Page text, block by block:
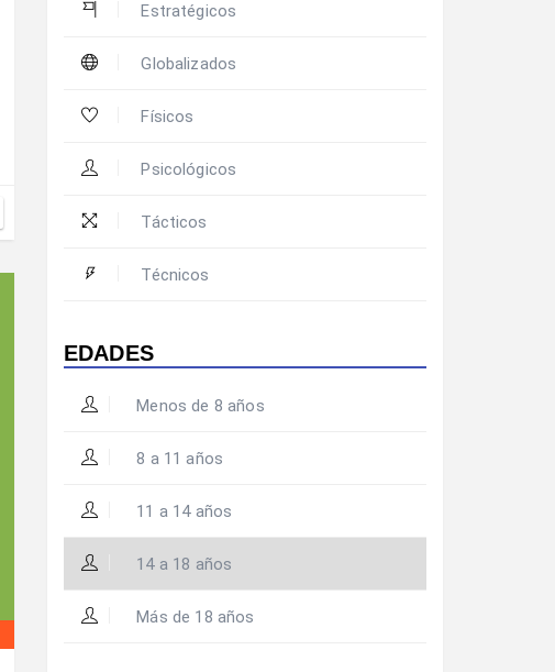
Estratégicos
Globalizados
Físicos
Psicológicos
Tácticos
Técnicos
EDADES
Menos de 8 años
8 a 11 años
11 a 14 años
14 a 18 años
Más de 18 años